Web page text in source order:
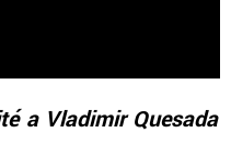
a Vladimir Quesada